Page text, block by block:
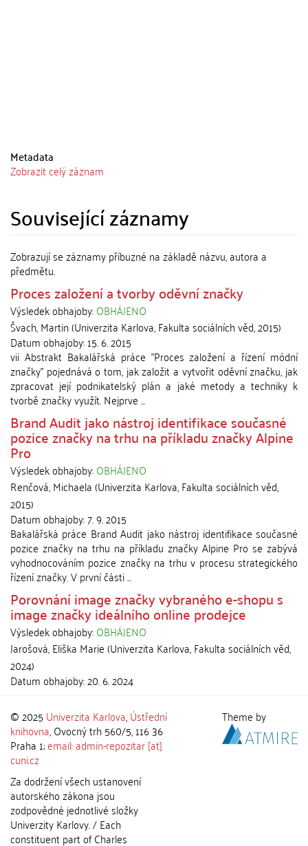
Metadata
Zobrazit celý záznam
Související záznamy
Zobrazují se záznamy příbuzné na základě názvu, autora a
předmětu.
Proces založení a tvorby oděvní značky
Výsledek obhajoby:OBHÁJENO
Švach, Martin(Univerzita Karlova, Fakulta sociálních věd,2015)
Datum obhajoby:15. 6. 2015
vii Abstrakt Bakalářská práce "Proces založení a řízení módní
značky" pojednává o tom, jak založit a vytvořit oděvní značku, jak
zpracovat její podnikatelský plán a jaké metody a techniky k
tvorbě značky využít. Nejprve ...
Brand Audit jako nástroj identifikace současné
pozice značky na trhu na příkladu značky Alpine
Pro
Výsledek obhajoby:OBHÁJENO
Renčová, Michaela(Univerzita Karlova, Fakulta sociálních věd,
2015)
Datum obhajoby:7. 9. 2015
Bakalářská práce Brand Audit jako nástroj identifikace současné
pozice značky na trhu na příkladu značky Alpine Pro se zabývá
vyhodnocováním pozice značky na trhu v procesu strategického
řízení značky. V první části ...
Porovnání image značky vybraného e-shopu s
image značky ideálního online prodejce
Výsledek obhajoby:OBHÁJENO
Jarošová, Eliška Marie(Univerzita Karlova, Fakulta sociálních věd,
2024)
Datum obhajoby:20. 6. 2024
© 2025 Univerzita Karlova,Ústřední
knihovna, Ovocný trh 560/5, 116 36
Praha 1;email: admin-repozitar [at]
cuni.cz
Za dodržení všech ustanovení
autorského zákona jsou
zodpovědné jednotlivé složky
Univerzity Karlovy. / Each
constituent part of Charles
Theme by